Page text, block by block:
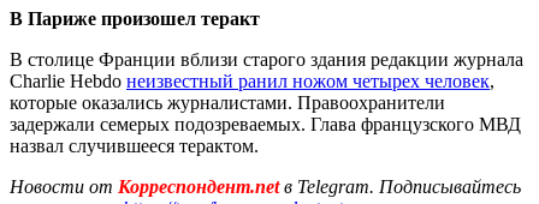
В Париже произошел теракт
В столице Франции вблизи старого здания редакции журнала
Charlie Hebdo неизвестный ранил ножом четырех человек,
которые оказались журналистами. Правоохранители
задержали семерых подозреваемых. Глава французского МВД
назвал случившееся терактом.
Новости от Корреспондент.netв Telegram. Подписывайтесь